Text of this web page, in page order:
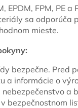
EPDM, FPM, PE a
sa odporúča
mieste.
bezpečne. Pred
a informácie o
a
bezpečnostnom